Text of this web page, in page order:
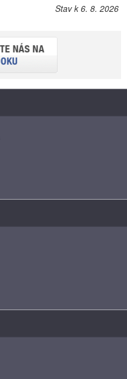
Stav k 6. 8. 2026